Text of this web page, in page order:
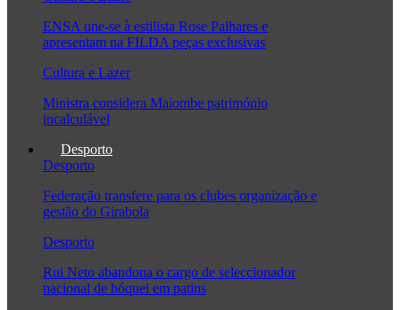
ENSA une-se à estilista Rose Palhares e
apresentam na FILDA peças exclusivas
Cultura e Lazer
Ministra considera Maiombe património
incalculável
Desporto
Desporto
Federação transfere para os clubes organização e
gestão do Girabola
Desporto
Rui Neto abandona o cargo de seleccionador
nacional de hóquei em patins